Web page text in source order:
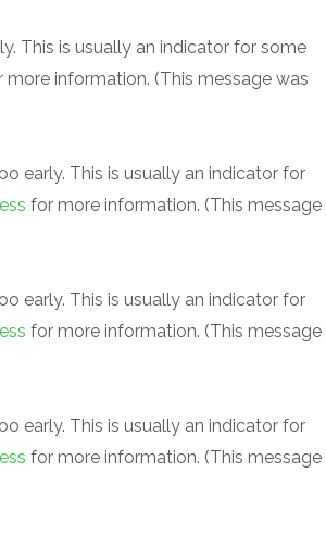
This is usually an indicator for some
more information. (This message was
early. This is usually an indicator for
for more information. (This message
early. This is usually an indicator for
for more information. (This message
early. This is usually an indicator for
for more information. (This message